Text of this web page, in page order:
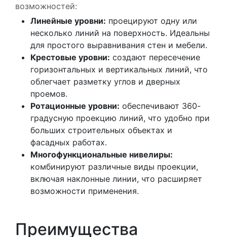
возможностей:
Линейные уровни: проецируют одну или
несколько линий на поверхность. Идеальны
для простого выравнивания стен и мебели.
Крестовые уровни: создают пересечение
горизонтальных и вертикальных линий, что
облегчает разметку углов и дверных
проемов.
Ротационные уровни: обеспечивают 360-
градусную проекцию линий, что удобно при
больших строительных объектах и
фасадных работах.
Многофункциональные нивелиры:
комбинируют различные виды проекции,
включая наклонные линии, что расширяет
возможности применения.
Преимущества